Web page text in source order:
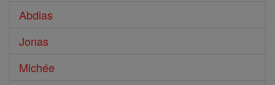
Abdias
Jonas
Michée